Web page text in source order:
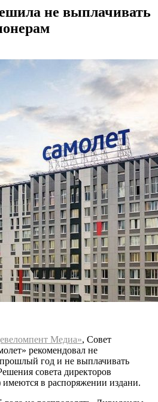
не выплачивать
Медиа», Совет
рекомендовал не
год и не выплачивать
совета директоров
имеются в распоряжении издани.